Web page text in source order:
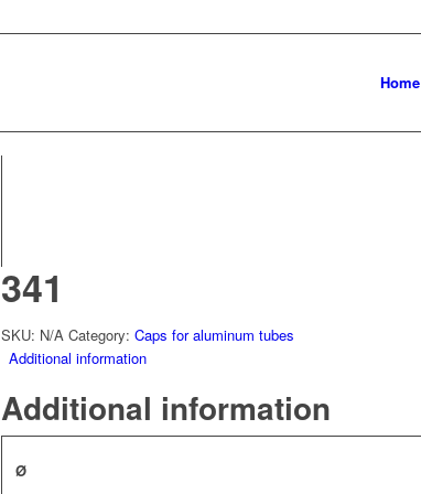
Home
341
SKU: N/A Category: Caps for aluminum tubes
Additional information
Additional information
Ø